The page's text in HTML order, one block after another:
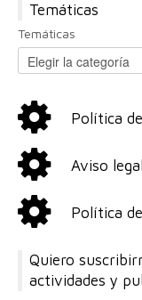
Temáticas
Temáticas
Política
Aviso legal
Política
Quiero
actividades y